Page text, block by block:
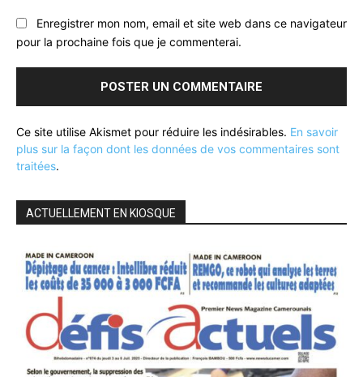
Enregistrer mon nom, email et site web dans ce navigateur
pour la prochaine fois que je commenterai.
Ce site utilise Akismet pour réduire les indésirables. En savoir
plus sur la façon dont les données de vos commentaires sont
traitées.
ACTUELLEMENT EN KIOSQUE